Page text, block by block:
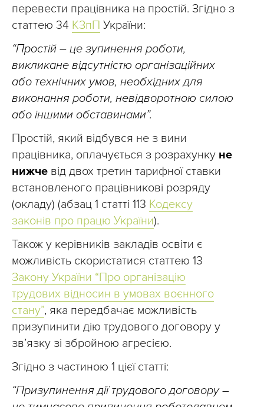
перевести працівника на простій. Згідно з
статтею 34 КЗпП України:
“Простій – це зупинення роботи,
викликане відсутністю організаційних
або технічних умов, необхідних для
виконання роботи, невідворотною силою
або іншими обставинами”.
Простій, який відбувся не з вини
працівника, оплачується з розрахунку не
нижче від двох третин тарифної ставки
встановленого працівникові розряду
(окладу) (абзац 1 статті 113 Кодексу
законів про працю України).
Також у керівників закладів освіти є
можливість скористатися статтею 13
Закону України “Про організацію
трудових відносин в умовах воєнного
стану”, яка передбачає можливість
призупинити дію трудового договору у
зв’язку зі збройною агресією.
Згідно з частиною 1 цієї статті:
“Призупинення дії трудового договору –